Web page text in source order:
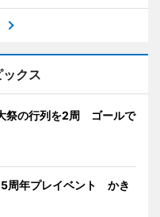
クス
祭の行列を2周 ゴールで
周年プレイベント かき